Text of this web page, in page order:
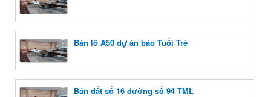
Bán lô A50 dự án báo Tuổi Trẻ
Bán đất số 16 đường số 94 TML